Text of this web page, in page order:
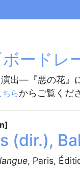
ードレ
出―『悪の花』
ちらからご覧くだ
(dir.),
, Paris,